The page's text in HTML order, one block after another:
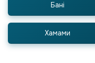
Бані
Хамами